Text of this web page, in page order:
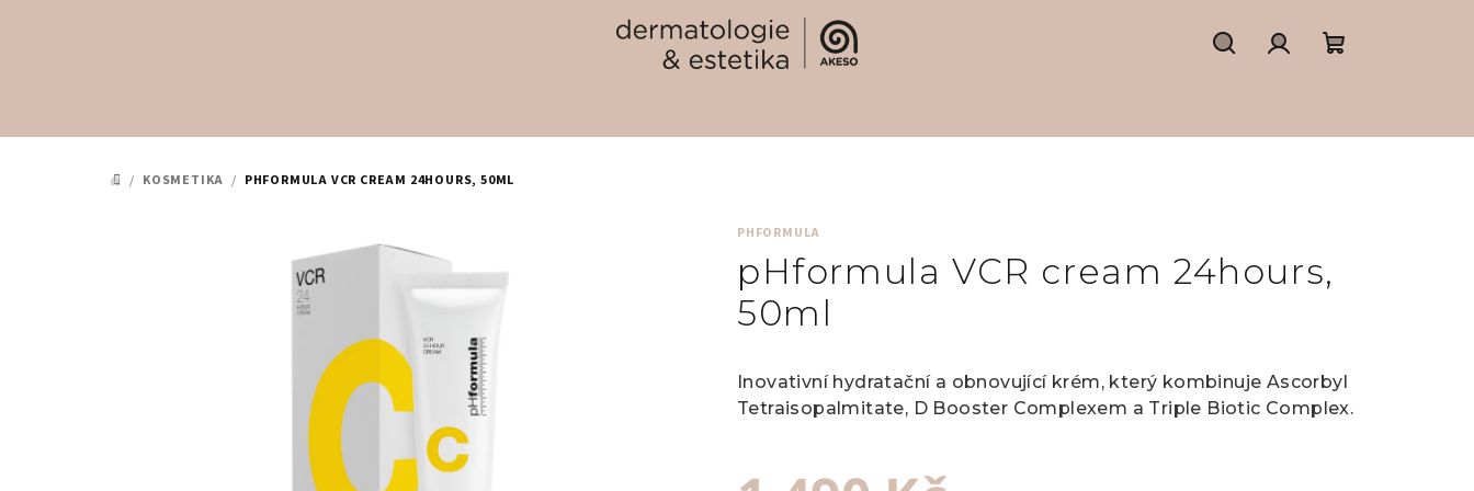
košík
DOMŮ
/ KOSMETIKA / PHFORMULA VCR CREAM 24HOURS, 50ML
PHFORMULA
pHformula VCR cream 24hours,
50ml
Inovativní hydratační a obnovující krém, který kombinuje Ascorbyl
Tetraisopalmitate, D Booster Complexem a Triple Biotic Complex.